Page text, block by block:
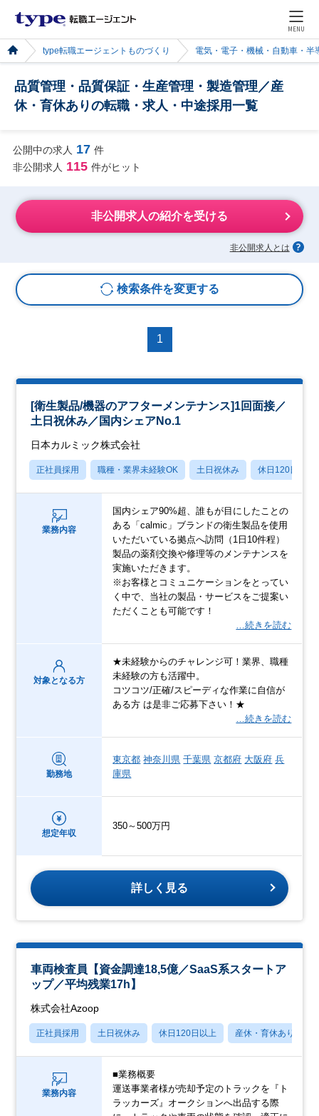
MENU
type転職エージェントものづくり 電気・電子・機械・自動車・半
品質管理・品質保証・生産管理・製造管理／産
休・育休ありの転職・求人・中途採用一覧
公開中の求人 17 件
非公開求人 115 件がヒット
非公開求人の紹介を受ける
非公開求人とは
検索条件を変更する
1
[衛生製品/機器のアフターメンテナンス]1回面接／
土日祝休み／国内シェアNo.1
日本カルミック株式会社
正社員採用 職種・業界未経験OK 土日祝休み 休日120日以上
業務内容
国内シェア90%超、誰もが目にしたことの
ある「calmic」ブランドの衛生製品を使用
いただいている拠点へ訪問（1日10件程）
製品の薬剤交換や修理等のメンテナンスを
実施いただきます。
※お客様とコミュニケーションをとってい
く中で、当社の製品・サービスをご提案い
ただくことも可能です！
…続きを読む
対象となる方
★未経験からのチャレンジ可！業界、職種
未経験の方も活躍中。
コツコツ/正確/スピーディな作業に自信が
ある方 は是非ご応募下さい！★
…続きを読む
勤務地
東京都 神奈川県 千葉県 京都府 大阪府 兵
庫県
想定年収
350～500万円
詳しく見る
車両検査員【資金調達18,5億／SaaS系スタートア
ップ／平均残業17h】
株式会社Azoop
正社員採用 土日祝休み 休日120日以上 産休・育休あり
業務内容
■業務概要
運送事業者様が売却予定のトラックを『ト
ラッカーズ』オークションへ出品する際